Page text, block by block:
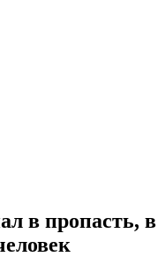
в пропасть, в